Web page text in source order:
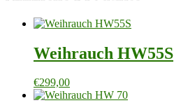
Weihrauch HW55S
€299,00